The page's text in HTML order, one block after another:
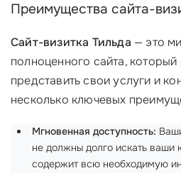
Преимущества сайта-
Сайт-визитка Тильда — это
полноценного сайта, который
представить свои услуги и
несколько ключевых
Мгновенная доступность:
не должны долго искать ваши
содержит всю необходимую